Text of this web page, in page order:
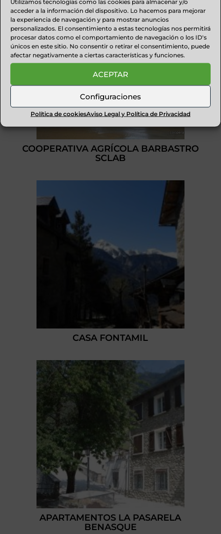
Utilizamos tecnologías como las cookies para almacenar y/o
acceder a la información del dispositivo. Lo hacemos para mejorar
la experiencia de navegación y para mostrar anuncios
personalizados. El consentimiento a estas tecnologías nos permitirá
procesar datos como el comportamiento de navegación o los ID's
únicos en este sitio. No consentir o retirar el consentimiento, puede
afectar negativamente a ciertas características y funciones.
ACEPTAR
Configuraciones
Política de cookiesAviso Legal y Política de Privacidad
COOPERATIVA AGRÍCOLA BARBASTRO
SCLAB
CASA FONTAMIL
APARTAMENTOS LA PASARELA
BENASQUE